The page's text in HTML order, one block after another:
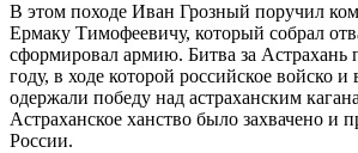
В этом походе Иван Грозный поручил
Ермаку Тимофеевичу, который собрал
сформировал армию. Битва за Астрахань
году, в ходе которой российское войско
одержали победу над астраханским
Астраханское ханство было захвачено и
России.